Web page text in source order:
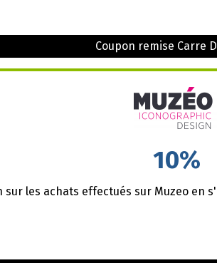
Coupon remise Carre
10%
sur les achats effectués sur Muzeo en